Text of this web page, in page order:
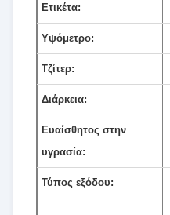
Ετικέτα:
Υψόμετρο:
Τζίτερ:
Διάρκεια:
Ευαίσθητος στην
υγρασία:
Τύπος εξόδου: